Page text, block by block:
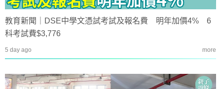
教育新聞｜DSE中學文憑試考試及報名費 明年加價4% 6
科考試費$3,776
5 day ago more